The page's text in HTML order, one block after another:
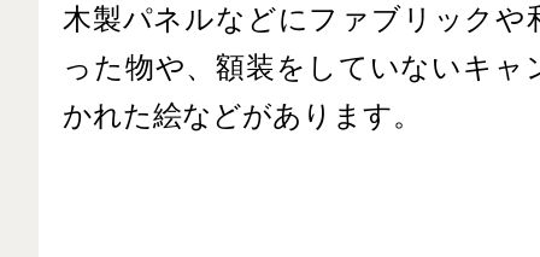
木製パネルなどにファブリックや
った物や、額装をしていないキャ
かれた絵などがあります。